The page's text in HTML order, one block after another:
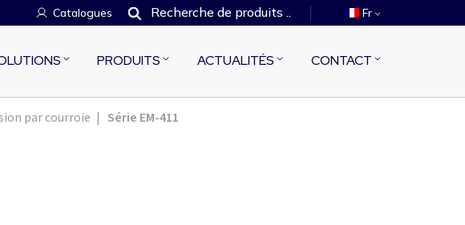
Catalogues Fr
PRODUITS ACTUALITÉS CONTACT
par courroie | Série EM-411